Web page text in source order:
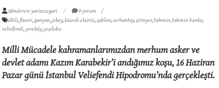
Gönderen: yarisruzgari
0 yorum
altılı,favori,ganyan,jokey,köseali ekürisi,şablon,serhantay,şirinyer,tahmin,tahmin banko,
veliefendi,yeniköy,yeşiloba
Milli Mücadele kahramanlarımızdan merhum asker ve
devlet adamı Kazım Karabekir’i andığımız koşu, 16 Haziran
Pazar günü İstanbul Veliefendi Hipodromu’nda gerçekleşti.